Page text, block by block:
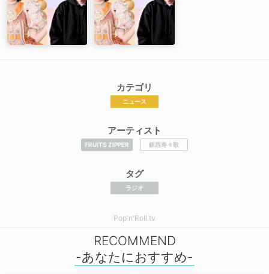
カテゴリ
ニュース
アーティスト
FRUITS ZIPPER 鎮西寿々歌
タグ
ラジオ
Pop'n'Roll.tv
RECOMMEND